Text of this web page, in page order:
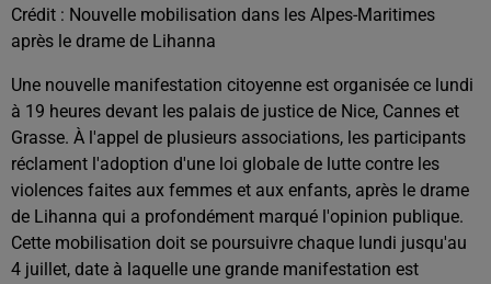
Crédit : Nouvelle mobilisation dans les Alpes-Maritimes
après le drame de Lihanna
Une nouvelle manifestation citoyenne est organisée ce lundi
à 19 heures devant les palais de justice de Nice, Cannes et
Grasse. À l'appel de plusieurs associations, les participants
réclament l'adoption d'une loi globale de lutte contre les
violences faites aux femmes et aux enfants, après le drame
de Lihanna qui a profondément marqué l'opinion publique.
Cette mobilisation doit se poursuivre chaque lundi jusqu'au
4 juillet, date à laquelle une grande manifestation est